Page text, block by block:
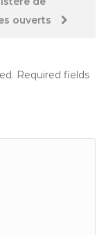
ouverts
Required fields